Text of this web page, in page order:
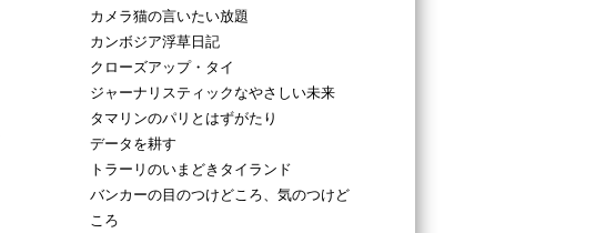
カメラ猫の言いたい放題
カンボジア浮草日記
クローズアップ・タイ
ジャーナリスティックなやさしい未来
タマリンのパリとはずがたり
データを耕す
トラーリのいまどきタイランド
バンカーの目のつけどころ、気のつけど
ころ